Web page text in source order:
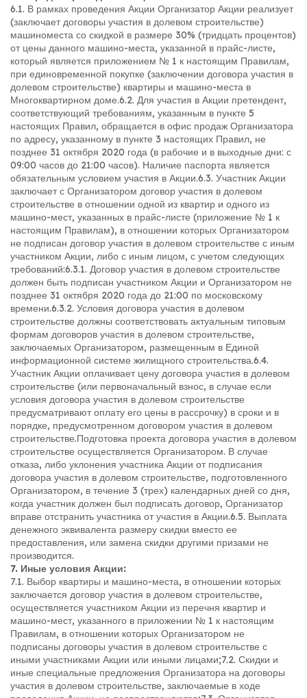
6.1. В рамках проведения Акции Организатор Акции реализует
(заключает договоры участия в долевом строительстве)
машиноместа со скидкой в размере 30% (тридцать процентов)
от цены данного машино-места, указанной в прайс-листе,
который является приложением № 1 к настоящим Правилам,
при единовременной покупке (заключении договора участия в
долевом строительстве) квартиры и машино-места в
Многоквартирном доме.6.2. Для участия в Акции претендент,
соответствующий требованиям, указанным в пункте 5
настоящих Правил, обращается в офис продаж Организатора
по адресу, указанному в пункте 3 настоящих Правил, не
позднее 31 октября 2020 года (в рабочие и в выходные дни: с
09:00 часов до 21:00 часов). Наличие паспорта является
обязательным условием участия в Акции.6.3. Участник Акции
заключает с Организатором договор участия в долевом
строительстве в отношении одной из квартир и одного из
машино-мест, указанных в прайс-листе (приложение № 1 к
настоящим Правилам), в отношении которых Организатором
не подписан договор участия в долевом строительстве с иным
участником Акции, либо с иным лицом, с учетом следующих
требований:6.3.1. Договор участия в долевом строительстве
должен быть подписан участником Акции и Организатором не
позднее 31 октября 2020 года до 21:00 по московскому
времени.6.3.2. Условия договора участия в долевом
строительстве должны соответствовать актуальным типовым
формам договоров участия в долевом строительстве,
заключаемых Организатором, размещенным в Единой
информационной системе жилищного строительства.6.4.
Участник Акции оплачивает цену договора участия в долевом
строительстве (или первоначальный взнос, в случае если
условия договора участия в долевом строительстве
предусматривают оплату его цены в рассрочку) в сроки и в
порядке, предусмотренном договором участия в долевом
строительстве.Подготовка проекта договора участия в долевом
строительстве осуществляется Организатором. В случае
отказа, либо уклонения участника Акции от подписания
договора участия в долевом строительстве, подготовленного
Организатором, в течение 3 (трех) календарных дней со дня,
когда участник должен был подписать договор, Организатор
вправе отстранить участника от участия в Акции.6.5. Выплата
денежного эквивалента размеру скидки вместо ее
предоставления, или замена скидки другими призами не
производится.
7. Иные условия Акции:
7.1. Выбор квартиры и машино-места, в отношении которых
заключается договор участия в долевом строительстве,
осуществляется участником Акции из перечня квартир и
машино-мест, указанного в приложении № 1 к настоящим
Правилам, в отношении которых Организатором не
подписаны договоры участия в долевом строительстве с
иными участниками Акции или иными лицами;7.2. Скидки и
иные специальные предложения Организатора на договоры
участия в долевом строительстве, заключаемые в ходе